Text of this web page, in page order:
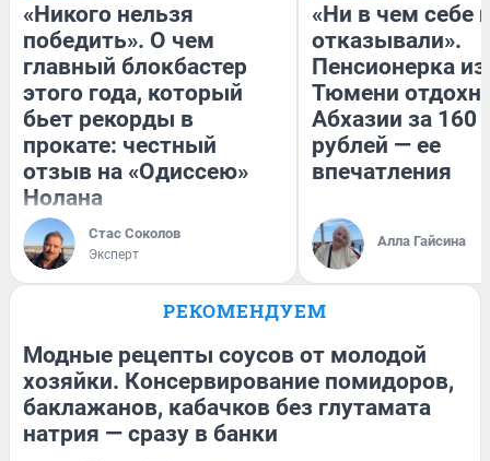
«Никого нельзя
победить». О чем
главный блокбастер
этого года, который
бьет рекорды в
прокате: честный
отзыв на «Одиссею»
Нолана
Стас Соколов
Эксперт
«Ни в чем себе
отказывали».
Пенсионерка из
Тюмени
Абхазии за 160
рублей — ее
впечатления
Алла Гайсина
РЕКОМЕНДУЕМ
Модные рецепты соусов от молодой
хозяйки. Консервирование помидоров,
баклажанов, кабачков без глутамата
натрия — сразу в банки